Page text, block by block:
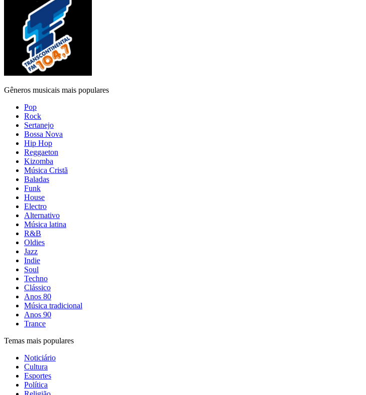
Gêneros musicais mais populares
Pop
Rock
Sertanejo
Bossa Nova
Hip Hop
Reggaeton
Kizomba
Música Cristã
Baladas
Funk
House
Electro
Alternativo
Música latina
R&B
Oldies
Jazz
Indie
Soul
Techno
Clássico
Anos 80
Música tradicional
Anos 90
Trance
Temas mais populares
Noticiário
Cultura
Esportes
Política